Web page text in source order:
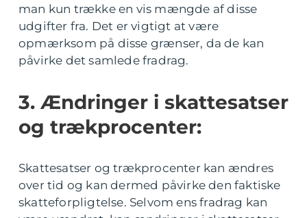
man kun trække en vis mængde af disse
udgifter fra. Det er vigtigt at være
opmærksom på disse grænser, da de kan
påvirke det samlede fradrag.
3. Ændringer i skattesatser
og trækprocenter:
Skattesatser og trækprocenter kan ændres
over tid og kan dermed påvirke den faktiske
skatteforpligtelse. Selvom ens fradrag kan